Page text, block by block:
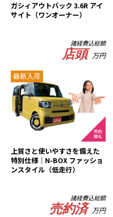
ガシィアウトバック 3.6R アイ
サイト（ワンオーナー）
諸経費込総額
店頭 万円
最新入荷
上質さと使いやすさを備えた
特別仕様｜N-BOX ファッショ
ンスタイル（低走行）
諸経費込総額
売約済 万円